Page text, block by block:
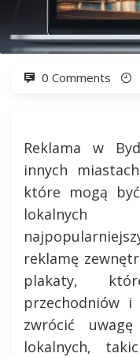
0 Comments
Reklama w
innych
które mogą
reklamę
plakaty,
przechodniów i
zwrócić
lokalnych,